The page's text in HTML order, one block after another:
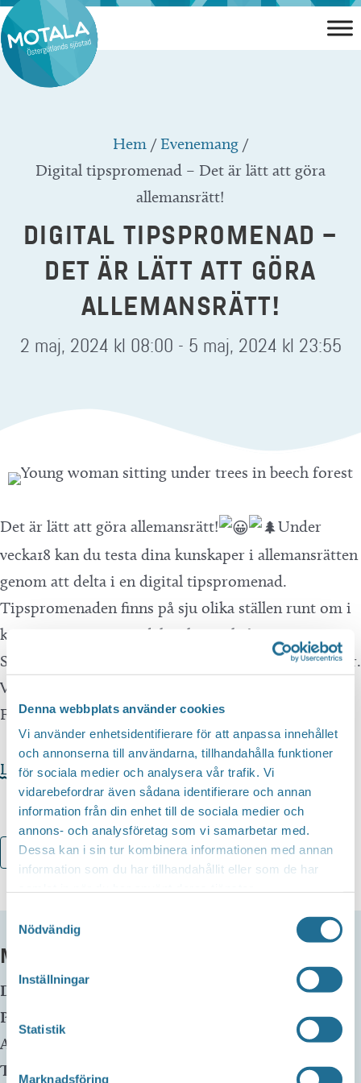
Denna webbplats använder cookies
Vi använder enhetsidentifierare för att anpassa innehållet
och annonserna till användarna, tillhandahålla funktioner
för sociala medier och analysera vår trafik. Vi
vidarebefordrar även sådana identifierare och annan
information från din enhet till de sociala medier och
annons- och analysföretag som vi samarbetar med.
Dessa kan i sin tur kombinera informationen med annan
information som du har tillhandahållit eller som de har
Nödvändig
Inställningar
Statistik
Marknadsföring
Hoppa
till
innehåll
Hem /Evenemang /
Digital tipspromenad – Det är lätt att göra
allemansrätt!
DIGITAL TIPSPROMENAD –
DET ÄR LÄTT ATT GÖRA
ALLEMANSRÄTT!
2 maj, 2024 kl 08:00 - 5 maj, 2024 kl 23:55
Det är lätt att göra allemansrätt!
Under
vecka18 kan du testa dina kunskaper i allemansrätten
genom att delta i en digital tipspromenad.
Tipspromenaden finns på sju olika ställen runt om i
kommunen. Du som deltar kan också vinna ett
Sjöstadskort! Vi lottar ut 2 stycken kort á 200 kronor.
Vinnaren presenteras här på kommunens
Facebooksida under vecka 19. Lycka till!
Läs mer
Lägg till i kalender
MER INFO
Datum: 2 maj, 2024 kl 08:00
5 maj, 2024 kl 23:55
Plats:
Adress:
Telefon: